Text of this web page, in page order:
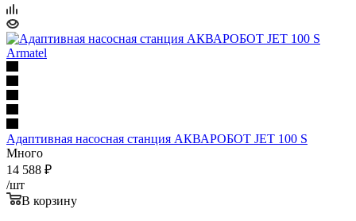
Адаптивная насосная станция АКВАРОБОТ JET 100 S
Много
14 588 ₽
/шт
В корзину